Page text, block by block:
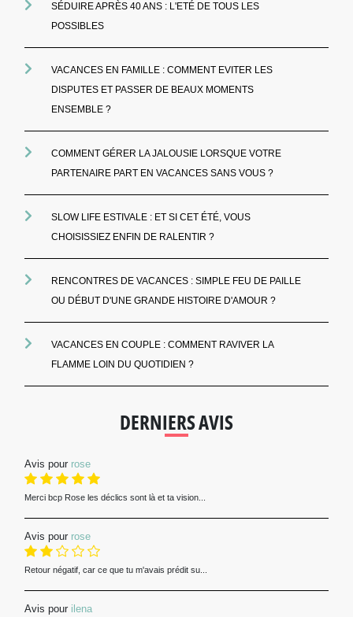
SÉDUIRE APRÈS 40 ANS : L'ETÉ DE TOUS LES
POSSIBLES
VACANCES EN FAMILLE : COMMENT EVITER LES
DISPUTES ET PASSER DE BEAUX MOMENTS
ENSEMBLE ?
COMMENT GÉRER LA JALOUSIE LORSQUE VOTRE
PARTENAIRE PART EN VACANCES SANS VOUS ?
SLOW LIFE ESTIVALE : ET SI CET ÉTÉ, VOUS
CHOISISSIEZ ENFIN DE RALENTIR ?
RENCONTRES DE VACANCES : SIMPLE FEU DE PAILLE
OU DÉBUT D'UNE GRANDE HISTOIRE D'AMOUR ?
VACANCES EN COUPLE : COMMENT RAVIVER LA
FLAMME LOIN DU QUOTIDIEN ?
DERNIERS AVIS
Avis pour rose
Merci bcp Rose les déclics sont là et ta vision...
Avis pour rose
Retour négatif, car ce que tu m'avais prédit su...
Avis pour ilena